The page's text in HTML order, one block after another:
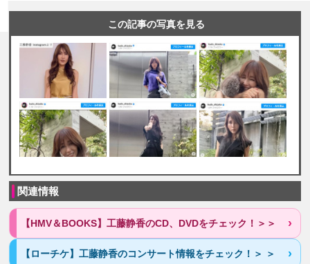
この記事の写真を見る
関連情報
【HMV＆BOOKS】工藤静香のCD、DVDをチェック！＞＞
【ローチケ】工藤静香のコンサート情報をチェック！＞ ＞